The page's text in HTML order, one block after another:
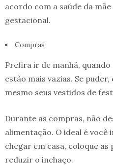
acordo com a saúde da
gestacional.
Compras
Prefira ir de manhã,
estão mais vazias. Se
mesmo seus vestidos de
Durante as compras, não
alimentação. O ideal é você
chegar em casa, coloque
reduzir o inchaço.